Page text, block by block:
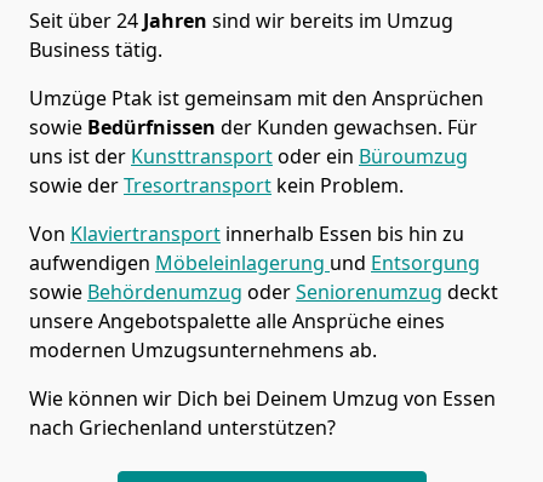
Seit über24 Jahren sind wir bereits im Umzug
Business tätig.
Umzüge Ptak ist gemeinsam mit den Ansprüchen
sowie Bedürfnissen der Kunden gewachsen. Für
uns ist der Kunsttransportoder ein Büroumzug
sowie derTresortransport kein Problem.
Von Klaviertransport innerhalb Essen bis hin zu
aufwendigen Möbeleinlagerung und Entsorgung
sowie Behördenumzug oderSeniorenumzug deckt
unsere Angebotspalette alle Ansprüche eines
modernen Umzugsunternehmens ab.
Wie können wir Dich bei Deinem Umzug von Essen
nach Griechenland unterstützen?